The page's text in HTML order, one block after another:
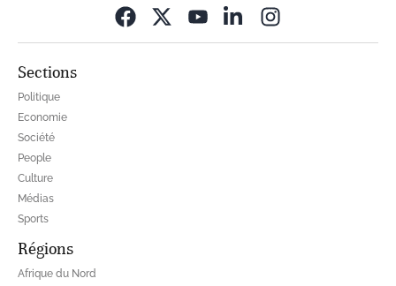
Sections
Politique
Economie
Société
People
Culture
Médias
Sports
Régions
Afrique du Nord